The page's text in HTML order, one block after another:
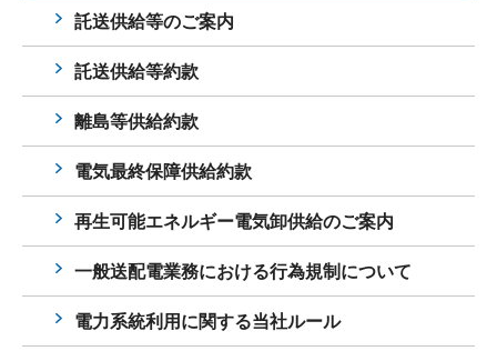
託送供給等のご案内
託送供給等約款
離島等供給約款
電気最終保障供給約款
再生可能エネルギー電気卸供給のご案内
一般送配電業務における行為規制について
電力系統利用に関する当社ルール